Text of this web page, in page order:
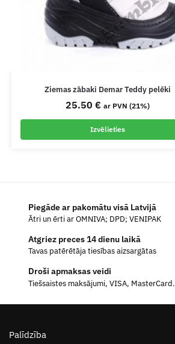
Ziemas zābaki Demar Teddy pelēki
25.50 € ar PVN (21%)
Izvēlieties
Piegāde ar pakomātu visā Latvijā
Ātri un ērti ar OMNIVA; DPD; VENIPAK
Atgriez preces 14 dienu laikā
Tavas patērētāja tiesības aizsargātas
Droši apmaksas veidi
Tiešsaistes maksājumi, VISA, MasterCard.
Palīdzība